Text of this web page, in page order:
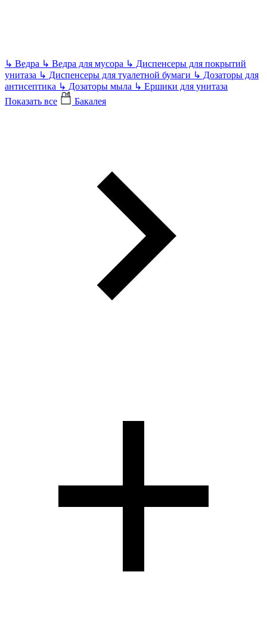
↳ Ведра ↳ Ведра для мусора ↳ Диспенсеры для покрытий
унитаза ↳ Диспенсеры для туалетной бумаги ↳ Дозаторы для
антисептика ↳ Дозаторы мыла ↳ Ершики для унитаза
Показать все
Бакалея